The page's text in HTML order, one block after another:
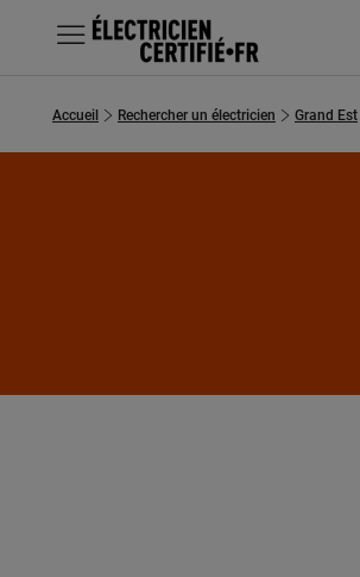
MENU
Chercher un électricien
Accueil Rechercher un électricien Grand Est